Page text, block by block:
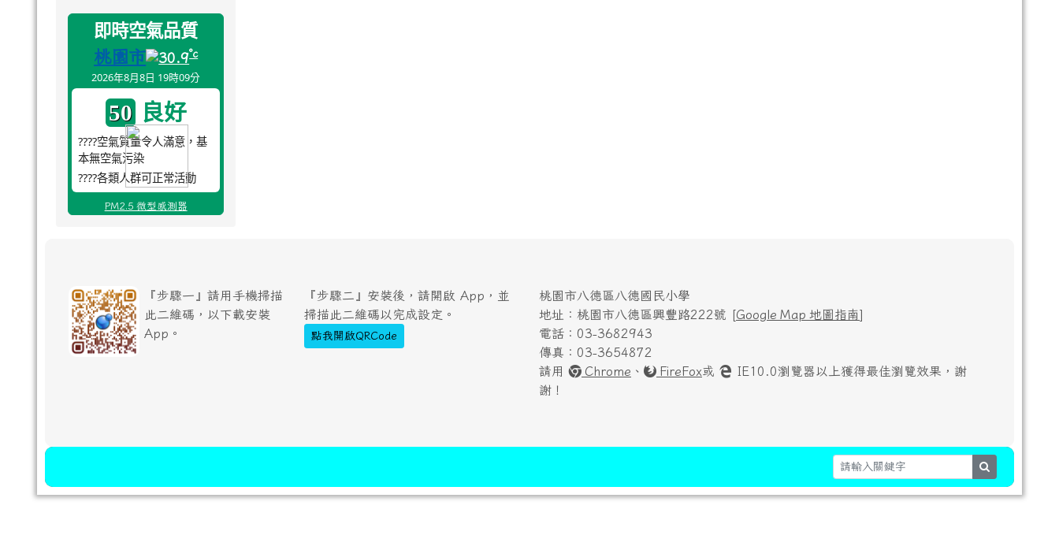
即時空氣品質
桃園市 30.9°c
2026年8月8日 19時09分
50 良好
????空氣質量令人滿意，基
本無空氣污染
????各類人群可正常活動
PM2.5 微型感測器
『步驟一』請用手機掃描
此二維碼，以下載安裝
App。
『步驟二』安裝後，請開啟 App，並
掃描此二維碼以完成設定。
點我開啟QRCode
桃園市八德區八德國民小學
地址：桃園市八德區興豐路222號 [Google Map 地圖指南]
電話：03-3682943
傳真：03-3654872
請用
Chrome 、 FireFox或
IE10.0瀏覽器以上獲得最佳瀏覽效果，謝
謝！